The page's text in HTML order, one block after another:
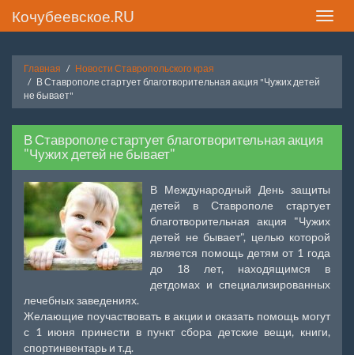
Toggle
Кочубеевское.RU
Главная
Новости Ставропольского края
В Ставрополе стартует благотворительная акция "Чужих детей
не бывает"
В Ставрополе стартует благотворительная акция
"Чужих детей не бывает"
В Международный День защиты
детей в Ставрополе стартует
благотворительная акция "Чужих
детей не бывает", целью которой
является помощь детям от 1 года
до 18 лет, находящимся в
детдомах и специализированных
лечебных заведениях.
Желающие поучаствовать в акции и оказать помощь могут
с 1 июня принести в пункт сбора детские вещи, книги,
спортинвентарь и т.д.